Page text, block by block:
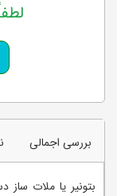
بررسی اجمالی
بتونیر یا ملات